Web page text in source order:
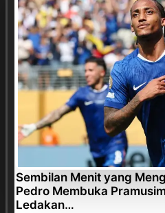
Sembilan Menit yang
Pedro Membuka
Ledakan…